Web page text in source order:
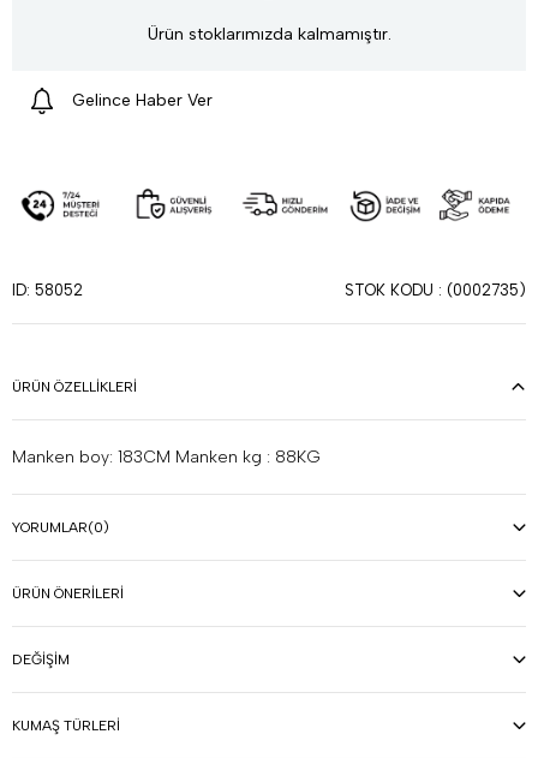
Ürün stoklarımızda kalmamıştır.
Gelince Haber Ver
ID: 58052 STOK KODU (0002735)
ÜRÜN ÖZELLIKLERI
Manken boy: 183CM Manken kg : 88KG
YORUMLAR(0)
ÜRÜN ÖNERILERI
DEĞIŞIM
KUMAŞ TÜRLERI